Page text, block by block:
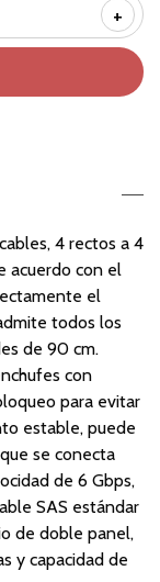
+
4 rectos a 4
acuerdo con el
el
todos los
de 90 cm.
con
para evitar
estable, puede
se conecta
de 6 Gbps,
SAS estándar
de doble panel,
y capacidad de